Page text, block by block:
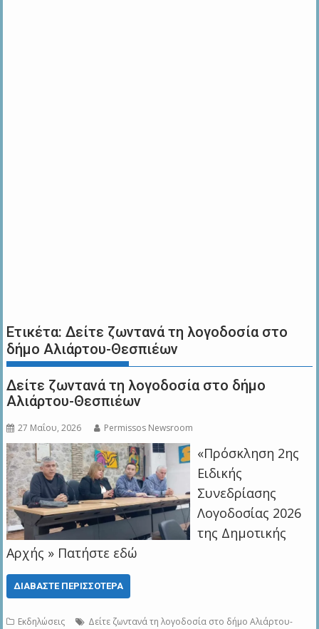
Ετικέτα:Δείτε ζωντανά τη λογοδοσία στο
δήμο Αλιάρτου-Θεσπιέων
Δείτε ζωντανά τη λογοδοσία στο δήμο
Αλιάρτου-Θεσπιέων
27 Μαΐου, 2026 Permissos Newsroom
«Πρόσκληση 2ης
Ειδικής
Συνεδρίασης
Λογοδοσίας 2026
της Δημοτικής
Αρχής » Πατήστε εδώ
ΔΙΑΒΆΣΤΕ ΠΕΡΙΣΣΌΤΕΡΑ
Εκδηλώσεις
Δείτε ζωντανά τη λογοδοσία στο δήμο Αλιάρτου-